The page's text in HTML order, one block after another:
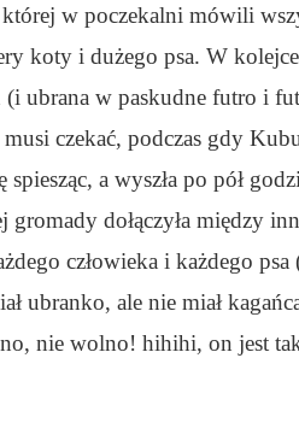
w poczekalni mówili
koty i dużego psa. W
(i ubrana w paskudne futro i
czekać, podczas gdy
a wyszła po pół
gromady dołączyła między
człowieka i każdego
ubranko, ale nie miał
nie wolno! hihihi, on jest